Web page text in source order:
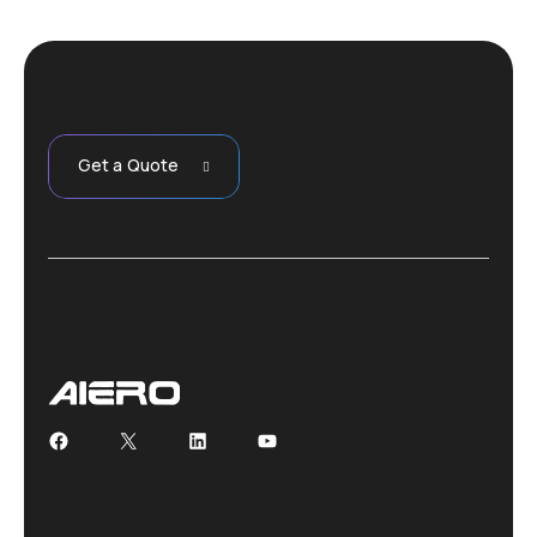
Get a Quote
Facebook
X LinkedInYouTube